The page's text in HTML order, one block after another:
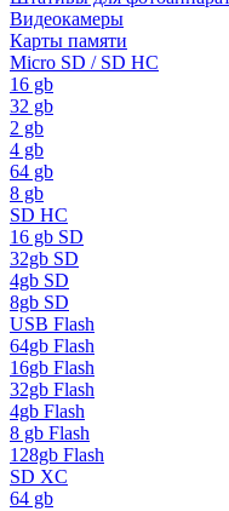
Видеокамеры
Карты памяти
Micro SD / SD HC
16 gb
32 gb
2 gb
4 gb
64 gb
8 gb
SD HC
16 gb SD
32gb SD
4gb SD
8gb SD
USB Flash
64gb Flash
16gb Flash
32gb Flash
4gb Flash
8 gb Flash
128gb Flash
SD XC
64 gb